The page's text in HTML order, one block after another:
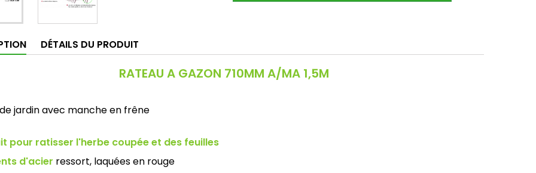
DÉTAILS DU PRODUIT
RATEAU A GAZON 710MM A/MA 1,5M
jardin avec manche en frêne
pour ratisser l'herbe coupée et des feuilles
d'acier ressort, laquées en rouge